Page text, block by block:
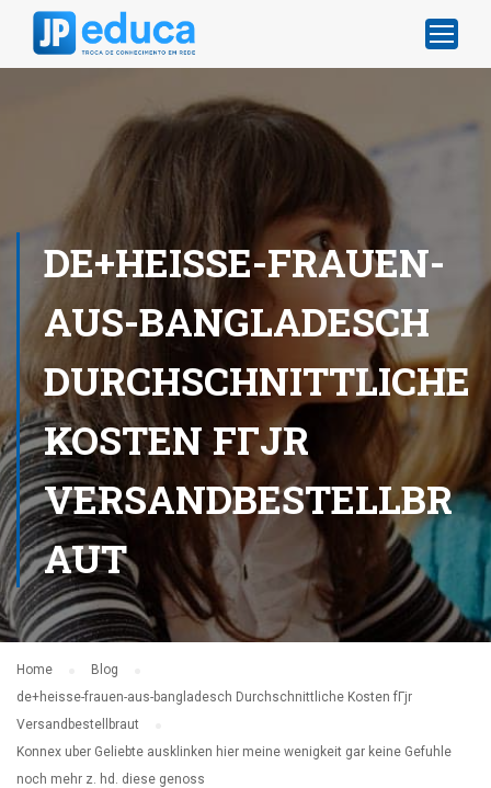
DE+HEISSE-FRAUEN-
AUS-BANGLADESCH
DURCHSCHNITTLICHE
KOSTEN FГЈR
VERSANDBESTELLBR
AUT
Home
Blog
de+heisse-frauen-aus-bangladesch Durchschnittliche Kosten fГјr
Versandbestellbraut
Konnex uber Geliebte ausklinken hier meine wenigkeit gar keine Gefuhle
noch mehr z. hd. diese genoss